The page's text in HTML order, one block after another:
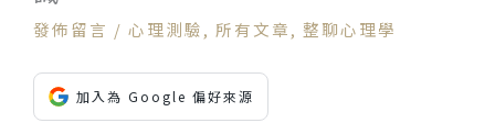
發佈留言 / 心理測驗, 所有文章, 整聊心理學
加入為 Google 偏好來源